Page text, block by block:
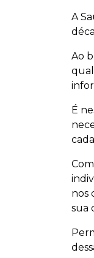
A
Ao
É
nos
sua